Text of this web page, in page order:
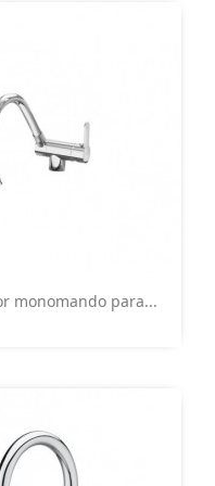
Vista rápida
monomando para...